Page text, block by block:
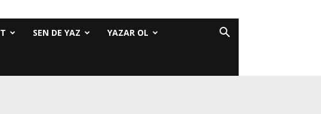
SEN DE YAZ YAZAR OL